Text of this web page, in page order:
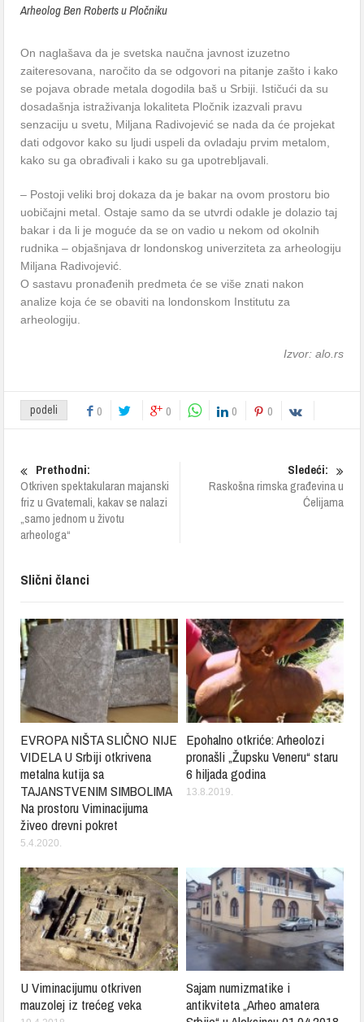
Arheolog Ben Roberts u Pločniku
On naglašava da je svetska naučna javnost izuzetno
zaiteresovana, naročito da se odgovori na pitanje zašto i kako
se pojava obrade metala dogodila baš u Srbiji. Ističući da su
dosadašnja istraživanja lokaliteta Pločnik izazvali pravu
senzaciju u svetu, Miljana Radivojević se nada da će projekat
dati odgovor kako su ljudi uspeli da ovladaju prvim metalom,
kako su ga obrađivali i kako su ga upotrebljavali.
– Postoji veliki broj dokaza da je bakar na ovom prostoru bio
uobičajni metal. Ostaje samo da se utvrdi odakle je dolazio taj
bakar i da li je moguće da se on vadio u nekom od okolnih
rudnika – objašnjava dr londonskog univerziteta za arheologiju
Miljana Radivojević.
O sastavu pronađenih predmeta će se više znati nakon
analize koja će se obaviti na londonskom Institutu za
arheologiju.
Izvor: alo.rs
podeli 0 0 0 0
Prethodni:
Otkriven spektakularan majanski
friz u Gvatemali, kakav se nalazi
„samo jednom u životu
arheologa“
Sledeći:
Raskošna rimska građevina u
Ćelijama
Slični članci
EVROPA NIŠTA SLIČNO NIJE
VIDELA U Srbiji otkrivena
metalna kutija sa
TAJANSTVENIM SIMBOLIMA
Na prostoru Viminacijuma
živeo drevni pokret
5.4.2020.
Epohalno otkriće: Arheolozi
pronašli „Župsku Veneru“ staru
6 hiljada godina
13.8.2019.
U Viminacijumu otkriven
mauzolej iz trećeg veka
Sajam numizmatike i
antikviteta „Arheo amatera